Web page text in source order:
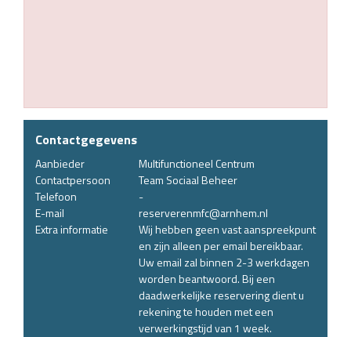
Contactgegevens
Aanbieder
Multifunctioneel Centrum
Contactpersoon
Team Sociaal Beheer
Telefoon
-
E-mail
reserverenmfc@arnhem.nl
Extra informatie
Wij hebben geen vast aanspreekpunt
en zijn alleen per email bereikbaar.
Uw email zal binnen 2-3 werkdagen
worden beantwoord. Bij een
daadwerkelijke reservering dient u
rekening te houden met een
verwerkingstijd van 1 week.